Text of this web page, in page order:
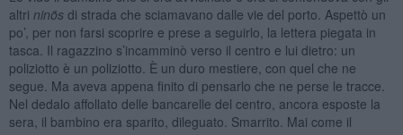
altri ninõsdi strada che sciamavano dalle vie del porto. Aspettò un
po’, per non farsi scoprire e prese a seguirlo, la lettera piegata in
tasca. Il ragazzino s’incamminò verso il centro e lui dietro: un
poliziotto è un poliziotto. È un duro mestiere, con quel che ne
segue. Ma aveva appena finito di pensarlo che ne perse le tracce.
Nel dedalo affollato delle bancarelle del centro, ancora esposte la
sera, il bambino era sparito, dileguato. Smarrito. Mai come il